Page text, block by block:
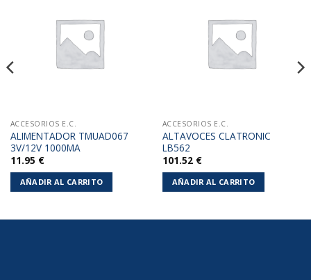
ACCESORIOS E.C.
ALIMENTADOR TMUAD067
3V/12V 1000MA
11.95 €
AÑADIR AL CARRITO
ACCESORIOS E.C.
ALTAVOCES CLATRONIC
LB562
101.52 €
AÑADIR AL CARRITO